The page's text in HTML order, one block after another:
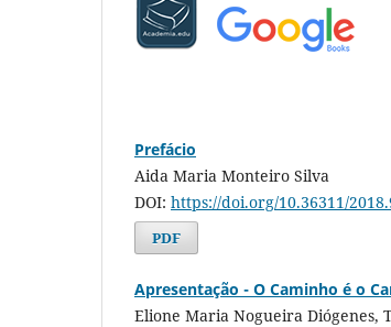
Prefácio
Aida Maria Monteiro Silva
DOI: https://doi.org/10.36311/
PDF
Apresentação - O Caminho é o
Elione Maria Nogueira Diógenes,